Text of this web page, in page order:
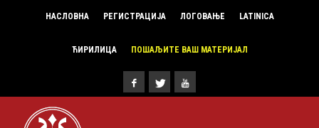
НАСЛОВНА РЕГИСТРАЦИЈА ЛОГОВАЊЕ LATINICA
ЋИРИЛИЦА ПОШАЉИТЕ ВАШ МАТЕРИЈАЛ